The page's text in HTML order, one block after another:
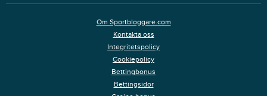
Om Sportbloggare.com
Kontakta oss
Integritetspolicy
Cookiepolicy
Bettingbonus
Bettingsidor